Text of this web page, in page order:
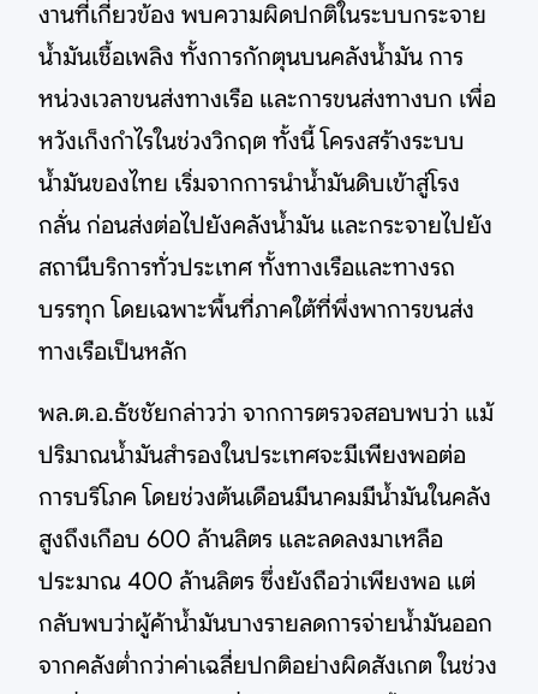
งานที่เกี่ยวข้อง พบความผิดปกติในระบบกระจาย
น้ำมันเชื้อเพลิง ทั้งการกักตุนบนคลังน้ำมัน การ
หน่วงเวลาขนส่งทางเรือ และการขนส่งทางบก เพื่อ
หวังเก็งกำไรในช่วงวิกฤต ทั้งนี้ โครงสร้างระบบ
น้ำมันของไทย เริ่มจากการนำน้ำมันดิบเข้าสู่โรง
กลั่น ก่อนส่งต่อไปยังคลังน้ำมัน และกระจายไปยัง
สถานีบริการทั่วประเทศ ทั้งทางเรือและทางรถ
บรรทุก โดยเฉพาะพื้นที่ภาคใต้ที่พึ่งพาการขนส่ง
ทางเรือเป็นหลัก
พล.ต.อ.ธัชชัยกล่าวว่า จากการตรวจสอบพบว่า แม้
ปริมาณน้ำมันสำรองในประเทศจะมีเพียงพอต่อ
การบริโภค โดยช่วงต้นเดือนมีนาคมมีน้ำมันในคลัง
สูงถึงเกือบ 600 ล้านลิตร และลดลงมาเหลือ
ประมาณ 400 ล้านลิตร ซึ่งยังถือว่าเพียงพอ แต่
กลับพบว่าผู้ค้าน้ำมันบางรายลดการจ่ายน้ำมันออก
จากคลังต่ำกว่าค่าเฉลี่ยปกติอย่างผิดสังเกต ในช่วง